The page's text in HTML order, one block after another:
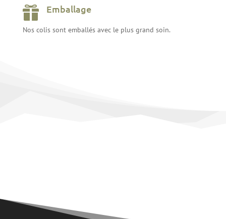
 Emballage
Nos colis sont emballés avec le plus grand soin.